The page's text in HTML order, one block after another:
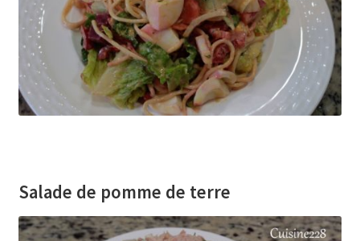
Salade de pomme de terre